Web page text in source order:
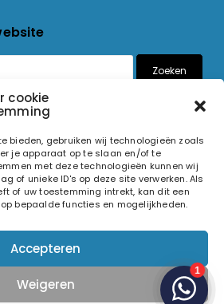
cookie
bieden, gebruiken wij technologieën zoals
je apparaat op te slaan en/of te
met deze technologieën kunnen wij
of unieke ID's op deze site verwerken. Als
of uw toestemming intrekt, kan dit een
bepaalde functies en mogelijkheden.
Accepteren
Weigeren
Zoeken
Factory. Alle rechten voorbehouden.